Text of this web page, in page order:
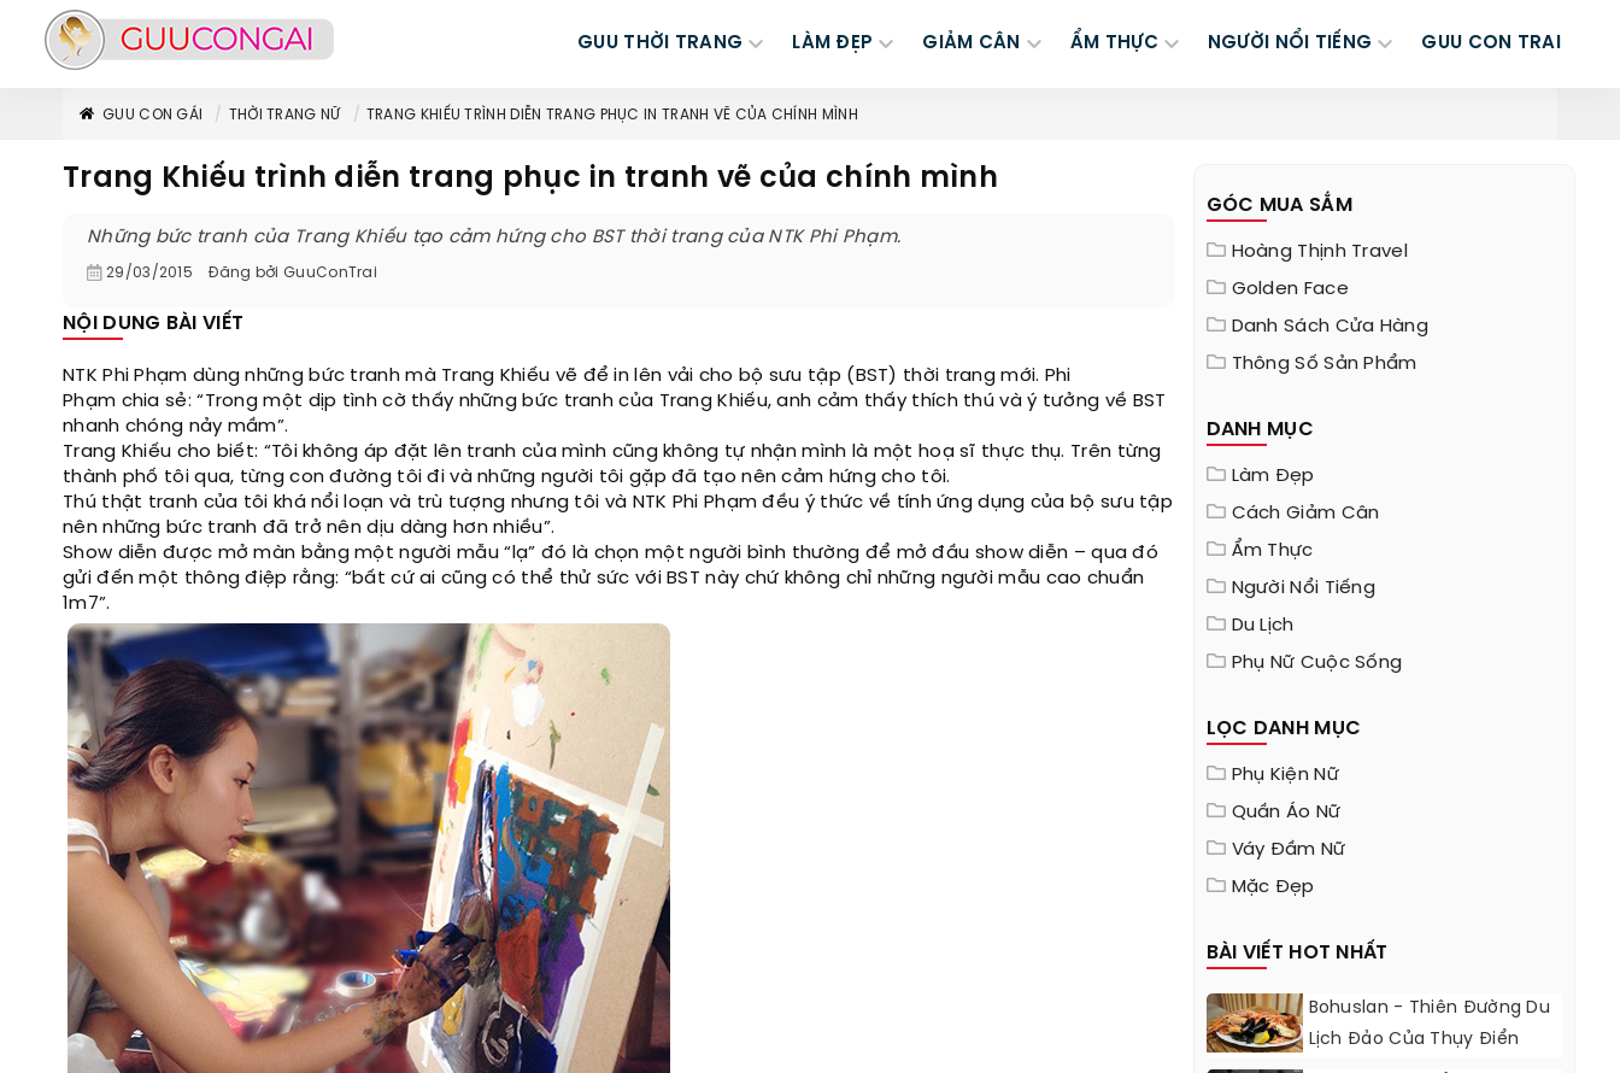
GUU THỜI TRANG LÀM ĐẸP GIẢM CÂN ẨM THỰC NGƯỜI NỔI TIẾNG GUU CON TRAI
GUU CON GÁI THỜI TRANG NỮ TRANG KHIẾU TRÌNH DIỄN TRANG PHỤC IN TRANH VẼ CỦA CHÍNH MÌNH
Trang Khiếu trình diễn trang phục in tranh vẽ của chính mình
Những bức tranh của Trang Khiếu tạo cảm hứng cho BST thời trang của NTK Phi Phạm.
29/03/2015 Đăng bởi GuuConTrai
NỘI DUNG BÀI VIẾT
NTK Phi Phạm dùng những bức tranh mà Trang Khiếu vẽ để in lên vải cho bộ sưu tập (BST) thời trang mới. Phi
Phạm chia sẻ: “Trong một dịp tình cờ thấy những bức tranh của Trang Khiếu, anh cảm thấy thích thú và ý tưởng về BST
nhanh chóng nảy mầm”.
Trang Khiếu cho biết: “Tôi không áp đặt lên tranh của mình cũng không tự nhận mình là một hoạ sĩ thực thụ. Trên từng
thành phố tôi qua, từng con đường tôi đi và những người tôi gặp đã tạo nên cảm hứng cho tôi.
Thú thật tranh của tôi khá nổi loạn và trù tượng nhưng tôi và NTK Phi Phạm đều ý thức về tính ứng dụng của bộ sưu tập
nên những bức tranh đã trở nên dịu dàng hơn nhiều”.
Show diễn được mở màn bằng một người mẫu “lạ” đó là chọn một người bình thường để mở đầu show diễn – qua đó
gửi đến một thông điệp rằng: “bất cứ ai cũng có thể thử sức với BST này chứ không chỉ những người mẫu cao chuẩn
1m7”.
GÓC MUA SẮM
Hoàng Thịnh Travel
Golden Face
Danh Sách Cửa Hàng
Thông Số Sản Phẩm
DANH MỤC
Làm Đẹp
Cách Giảm Cân
Ẩm Thực
Người Nổi Tiếng
Du Lịch
Phụ Nữ Cuộc Sống
LỌC DANH MỤC
Phụ Kiện Nữ
Quần Áo Nữ
Váy Đầm Nữ
Mặc Đẹp
BÀI VIẾT HOT NHẤT
Bohuslan - Thiên Đường Du
Lịch Đảo Của Thụy Điển